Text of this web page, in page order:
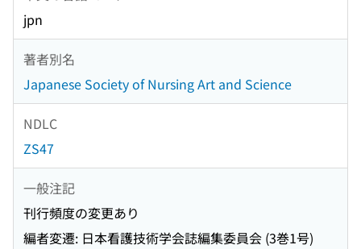
jpn
著者別名
Japanese Society of Nursing Art and Science
NDLC
ZS47
一般注記
刊行頻度の変更あり
編者変遷: 日本看護技術学会誌編集委員会 (3巻1号)